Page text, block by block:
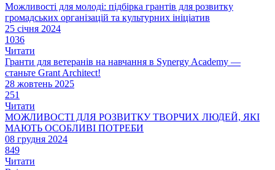
Можливості для молоді: підбірка грантів для розвитку
громадських організацій та культурних ініціатив
25 січня 2024
1036
Читати
Гранти для ветеранів на навчання в Synergy Academy —
станьте Grant Architect!
28 жовтень 2025
251
Читати
МОЖЛИВОСТІ ДЛЯ РОЗВИТКУ ТВОРЧИХ ЛЮДЕЙ, ЯКІ
МАЮТЬ ОСОБЛИВІ ПОТРЕБИ
08 грудня 2024
849
Читати